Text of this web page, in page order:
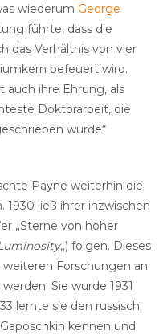
wiederum George
führte, dass die
das Verhältnis von vier
befeuert wird.
auch ihre Ehrung, als
Doktorarbeit, die
wurde“
Payne weiterhin die
ließ ihrer inzwischen
„Sterne von hoher
„) folgen. Dieses
Forschungen an
Sie wurde 1931
lernte sie den russisch
kennen und